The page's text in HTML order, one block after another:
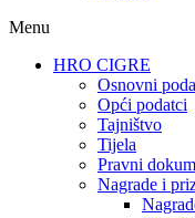
Menu
HRO CIGRE
Osnovni
Opći podatci
Tajništvo
Tijela
Pravni
Nagrade i